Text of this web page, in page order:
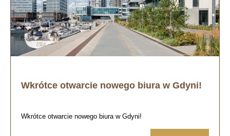
Wkrótce otwarcie nowego biura w Gdyni!
Wkrótce otwarcie nowego biura w Gdyni!